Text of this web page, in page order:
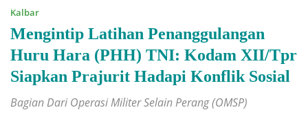
Kalbar
Mengintip Latihan Penanggulangan
Huru Hara (PHH) TNI: Kodam XII/Tpr
Siapkan Prajurit Hadapi Konflik Sosial
Bagian Dari Operasi Militer Selain Perang (OMSP)